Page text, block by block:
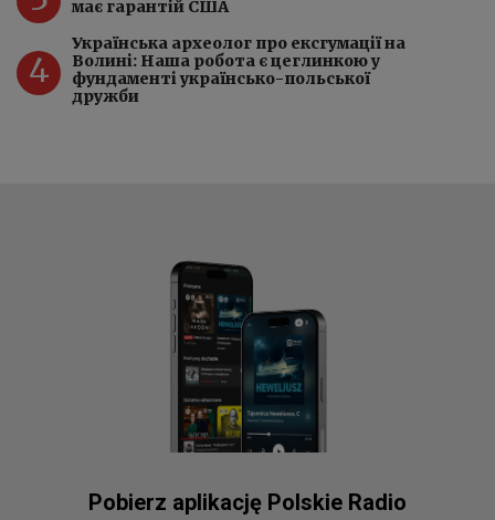
має гарантій США
4
Українська археолог про ексгумації на
Волині: Наша робота є цеглинкою у
фундаменті українсько-польської
дружби
Pobierz aplikację Polskie Radio